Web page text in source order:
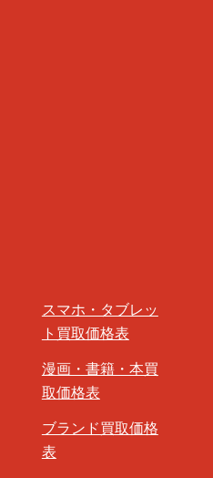
スマホ・タブレッ
ト買取価格表
漫画・書籍・本買
取価格表
ブランド買取価格
表